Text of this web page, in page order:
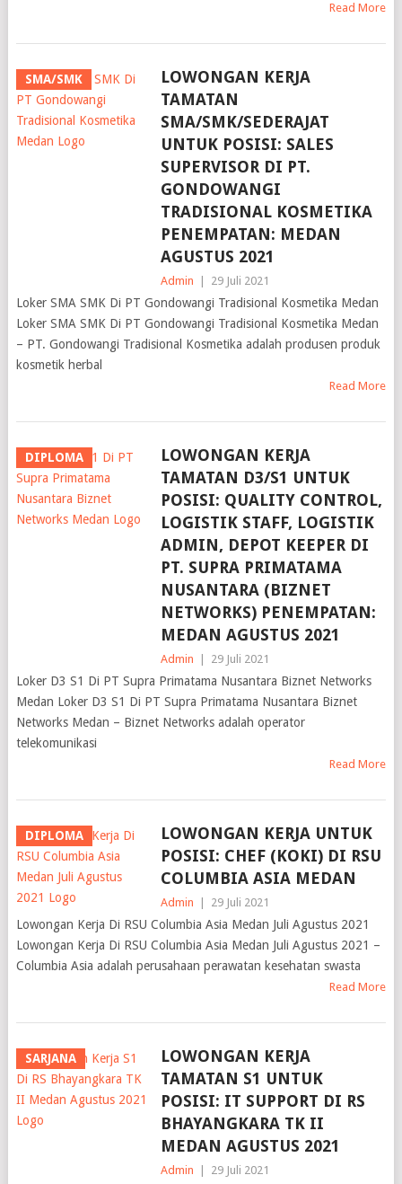
Read More
SMA/SMK
LOWONGAN KERJA
TAMATAN
SMA/SMK/SEDERAJAT
UNTUK POSISI: SALES
SUPERVISOR DI PT.
GONDOWANGI
TRADISIONAL KOSMETIKA
PENEMPATAN: MEDAN
AGUSTUS 2021
Admin 29 Juli 2021
Loker SMA SMK Di PT Gondowangi Tradisional Kosmetika Medan
Loker SMA SMK Di PT Gondowangi Tradisional Kosmetika Medan
– PT. Gondowangi Tradisional Kosmetika adalah produsen produk
kosmetik herbal
Read More
DIPLOMA
LOWONGAN KERJA
TAMATAN D3/S1 UNTUK
POSISI: QUALITY CONTROL,
LOGISTIK STAFF, LOGISTIK
ADMIN, DEPOT KEEPER DI
PT. SUPRA PRIMATAMA
NUSANTARA (BIZNET
NETWORKS) PENEMPATAN:
MEDAN AGUSTUS 2021
Admin 29 Juli 2021
Loker D3 S1 Di PT Supra Primatama Nusantara Biznet Networks
Medan Loker D3 S1 Di PT Supra Primatama Nusantara Biznet
Networks Medan – Biznet Networks adalah operator
telekomunikasi
Read More
DIPLOMA
LOWONGAN KERJA UNTUK
POSISI: CHEF (KOKI) DI RSU
COLUMBIA ASIA MEDAN
Admin 29 Juli 2021
Lowongan Kerja Di RSU Columbia Asia Medan Juli Agustus 2021
Lowongan Kerja Di RSU Columbia Asia Medan Juli Agustus 2021 –
Columbia Asia adalah perusahaan perawatan kesehatan swasta
Read More
SARJANA
LOWONGAN KERJA
TAMATAN S1 UNTUK
POSISI: IT SUPPORT DI RS
BHAYANGKARA TK II
MEDAN AGUSTUS 2021
Admin 29 Juli 2021